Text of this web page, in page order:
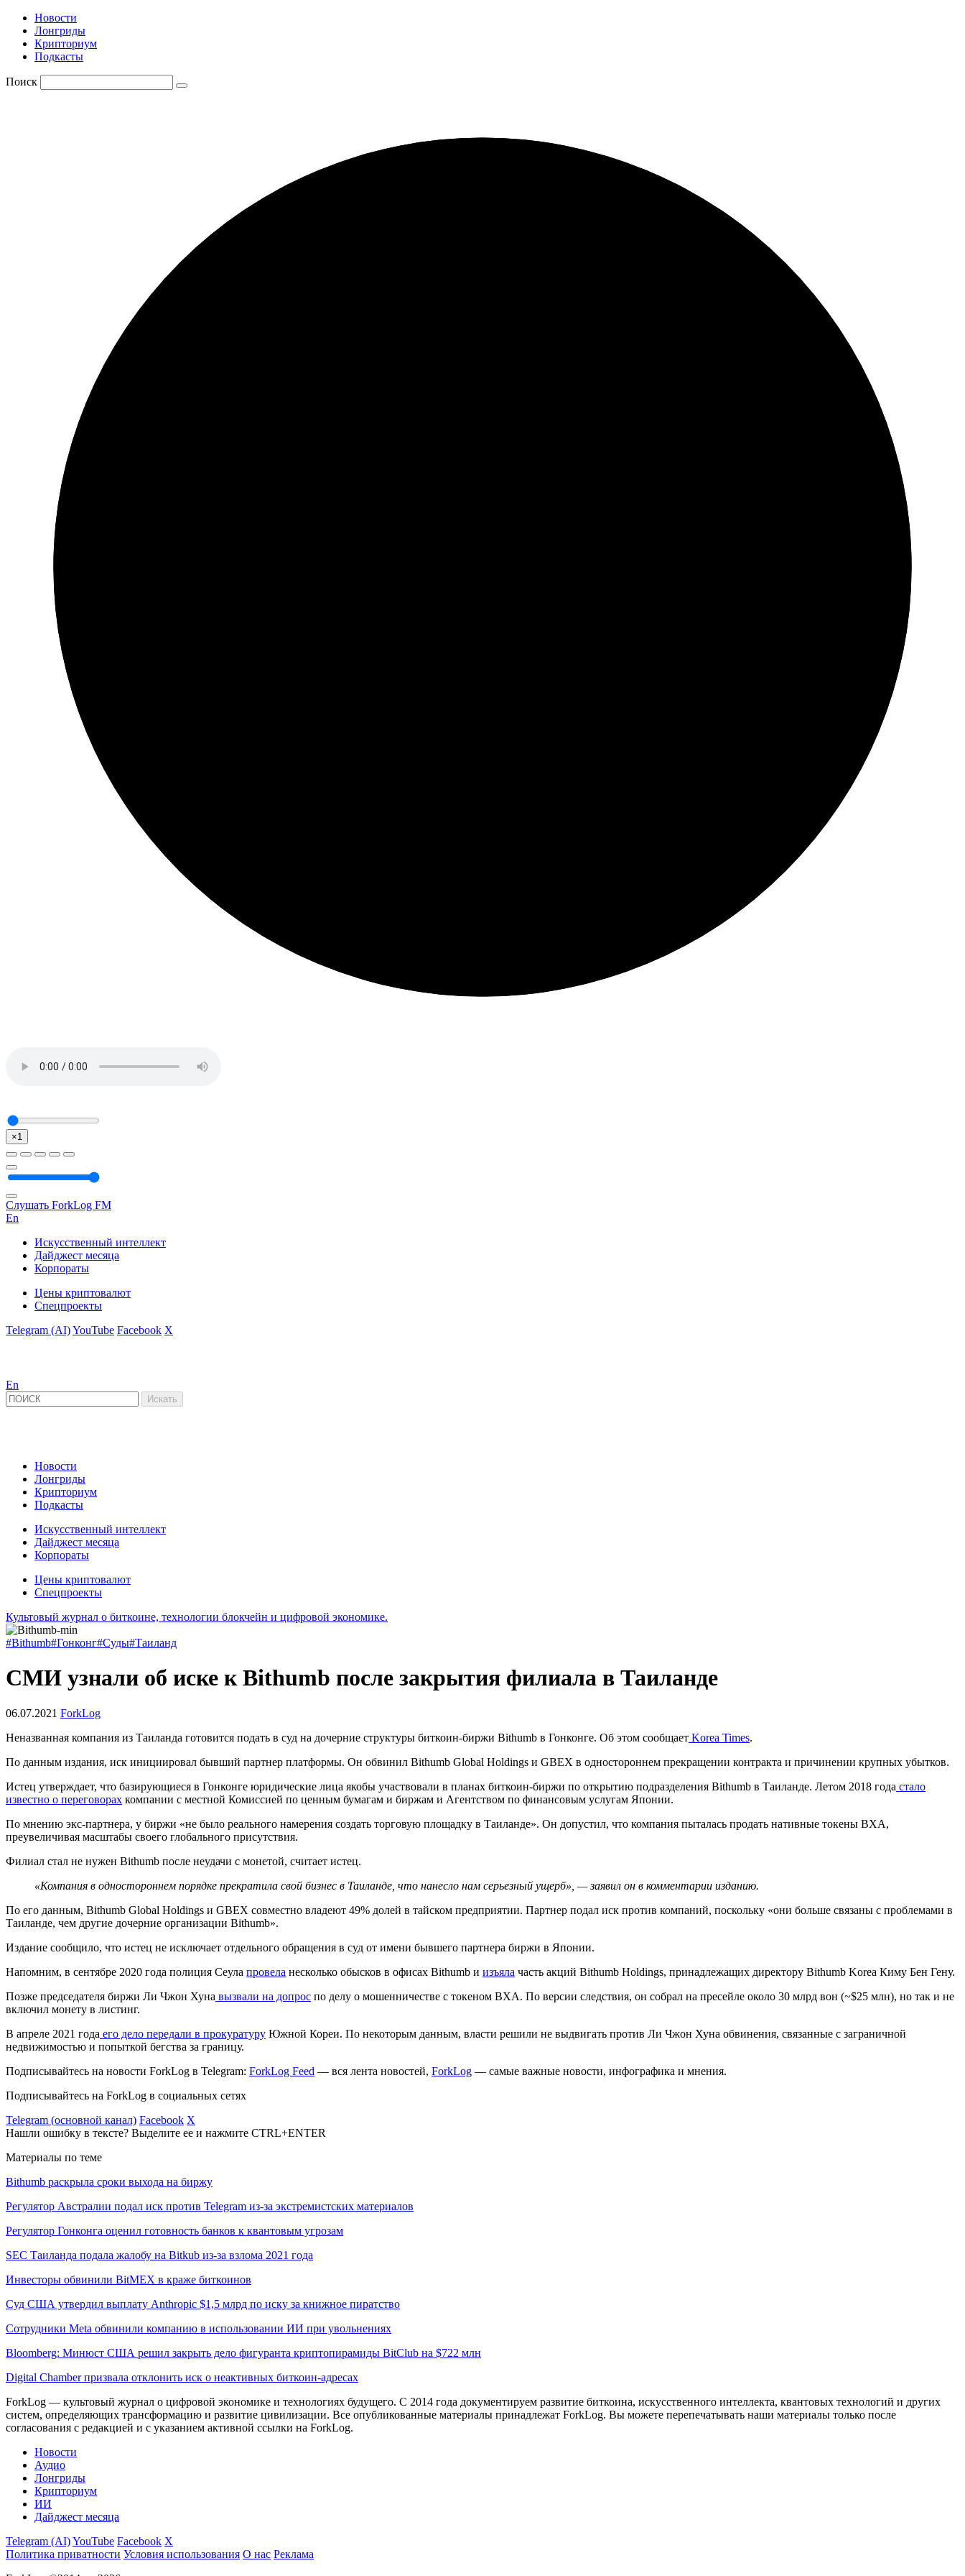
Новости
Лонгриды
Крипториум
Подкасты
Поиск
×1
Слушать ForkLog FM
En
Искусственный интеллект
Дайджест месяца
Корпораты
Цены криптовалют
Спецпроекты
Telegram (AI)YouTube Facebook X
En
Новости
Лонгриды
Крипториум
Подкасты
Искусственный интеллект
Дайджест месяца
Корпораты
Цены криптовалют
Спецпроекты
Культовый журнал о биткоине, технологии блокчейн и цифровой экономике.
#Bithumb#Гонконг#Суды#Таиланд
СМИ узнали об иске к Bithumb после закрытия филиала в Таиланде
06.07.2021 ForkLog
Неназванная компания из Таиланда готовится подать в суд на дочерние структуры биткоин-биржи Bithumb в Гонконге. Об этом сообщает Korea Times.
По данным издания, иск инициировал бывший партнер платформы. Он обвинил Bithumb Global Holdings и GBEX в одностороннем прекращении контракта и причинении крупных убытков.
Истец утверждает, что базирующиеся в Гонконге юридические лица якобы участвовали в планах биткоин-биржи по открытию подразделения Bithumb в Таиланде. Летом 2018 года стало
известно о переговорах компании с местной Комиссией по ценным бумагам и биржам и Агентством по финансовым услугам Японии.
По мнению экс-партнера, у биржи «не было реального намерения создать торговую площадку в Таиланде». Он допустил, что компания пыталась продать нативные токены BXA,
преувеличивая масштабы своего глобального присутствия.
Филиал стал не нужен Bithumb после неудачи с монетой, считает истец.
«Компания в одностороннем порядке прекратила свой бизнес в Таиланде, что нанесло нам серьезный ущерб», — заявил он в комментарии изданию.
По его данным, Bithumb Global Holdings и GBEX совместно владеют 49% долей в тайском предприятии. Партнер подал иск против компаний, поскольку «они больше связаны с проблемами в
Таиланде, чем другие дочерние организации Bithumb».
Издание сообщило, что истец не исключает отдельного обращения в суд от имени бывшего партнера биржи в Японии.
Напомним, в сентябре 2020 года полиция Сеула провела несколько обысков в офисах Bithumb и изъяла часть акций Bithumb Holdings, принадлежащих директору Bithumb Korea Киму Бен Гену.
Позже председателя биржи Ли Чжон Хуна вызвали на допрос по делу о мошенничестве с токеном BXA. По версии следствия, он собрал на пресейле около 30 млрд вон (~$25 млн), но так и не
включил монету в листинг.
В апреле 2021 года его дело передали в прокуратуру Южной Кореи. По некоторым данным, власти решили не выдвигать против Ли Чжон Хуна обвинения, связанные с заграничной
недвижимостью и попыткой бегства за границу.
Подписывайтесь на новости ForkLog в Telegram: ForkLog Feed — вся лента новостей, ForkLog — самые важные новости, инфографика и мнения.
Подписывайтесь на ForkLog в социальных сетях
Telegram (основной канал) Facebook X
Нашли ошибку в тексте? Выделите ее и нажмите CTRL+ENTER
Материалы по теме
Bithumb раскрыла сроки выхода на биржу
Регулятор Австралии подал иск против Telegram из-за экстремистских материалов
Регулятор Гонконга оценил готовность банков к квантовым угрозам
SEC Таиланда подала жалобу на Bitkub из-за взлома 2021 года
Инвесторы обвинили BitMEX в краже биткоинов
Суд США утвердил выплату Anthropic $1,5 млрд по иску за книжное пиратство
Сотрудники Meta обвинили компанию в использовании ИИ при увольнениях
Bloomberg: Минюст США решил закрыть дело фигуранта криптопирамиды BitClub на $722 млн
Digital Chamber призвала отклонить иск о неактивных биткоин-адресах
ForkLog — культовый журнал о цифровой экономике и технологиях будущего. С 2014 года документируем развитие биткоина, искусственного интеллекта, квантовых технологий и других
систем, определяющих трансформацию и развитие цивилизации. Все опубликованные материалы принадлежат ForkLog. Вы можете перепечатывать наши материалы только после
согласования с редакцией и с указанием активной ссылки на ForkLog.
Новости
Аудио
Лонгриды
Крипториум
ИИ
Дайджест месяца
Telegram (AI)YouTube Facebook X
Политика приватности Условия использования О нас Реклама